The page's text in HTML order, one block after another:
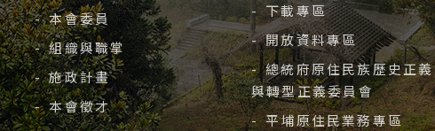
- 本會委員
- 組織與職掌
- 施政計畫
- 本會徵才
- 下載專區
- 開放資料專區
- 總統府原住民族歷史正義
與轉型正義委員會
- 平埔原住民業務專區